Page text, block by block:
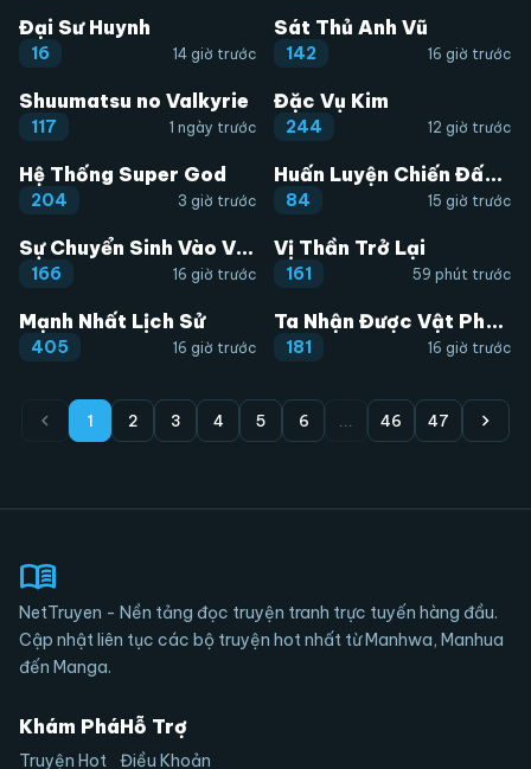
Đại Sư Huynh
16 14 giờ trước
Sát Thủ Anh Vũ
142 16 giờ trước
Shuumatsu no Valkyrie
117 1 ngày trước
Đặc Vụ Kim
244 12 giờ trước
Hệ Thống Super God
204 3 giờ trước
Huấn Luyện Chiến Đấu Siêu Cấp
84 15 giờ trước
Sự Chuyển Sinh Vào Võ Lâm Thế Gia Của Ranker
166 16 giờ trước
Vị Thần Trở Lại
161 59 phút trước
Mạnh Nhất Lịch Sử
405 16 giờ trước
Ta Nhận Được Vật Phẩm Thần Thoại
181 16 giờ trước
chevron_left 1 2 3 4 5 6 46 47 chevron_right
menu_book
NetTruyen - Nền tảng đọc truyện tranh trực tuyến hàng đầu.
Cập nhật liên tục các bộ truyện hot nhất từ Manhwa, Manhua
đến Manga.
Khám Phá
Truyện Hot
Hỗ Trợ
Điều Khoản